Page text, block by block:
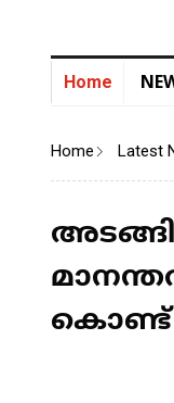
Home
Home Latest
കൊണ്ട്